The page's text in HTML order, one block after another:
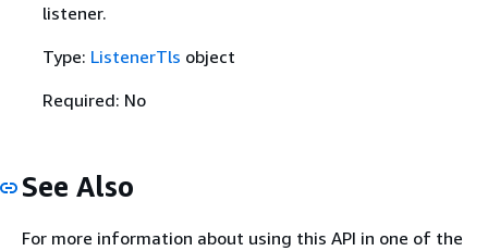
listener.
Type: ListenerTls object
Required: No
See Also
For more information about using this API in one of the